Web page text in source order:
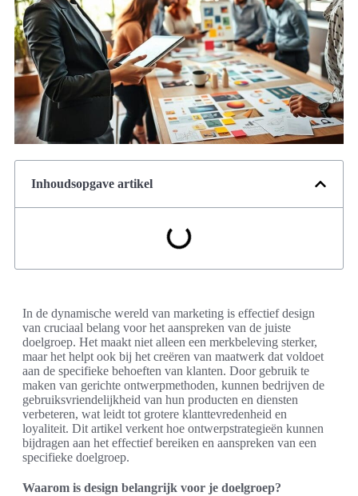
Inhoudsopgave artikel
In de dynamische wereld van marketing is effectief design
van cruciaal belang voor het aanspreken van de juiste
doelgroep. Het maakt niet alleen een merkbeleving sterker,
maar het helpt ook bij het creëren van maatwerk dat voldoet
aan de specifieke behoeften van klanten. Door gebruik te
maken van gerichte ontwerpmethoden, kunnen bedrijven de
gebruiksvriendelijkheid van hun producten en diensten
verbeteren, wat leidt tot grotere klanttevredenheid en
loyaliteit. Dit artikel verkent hoe ontwerpstrategieën kunnen
bijdragen aan het effectief bereiken en aanspreken van een
specifieke doelgroep.
Waarom is design belangrijk voor je doelgroep?